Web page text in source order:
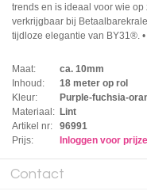
trends en is ideaal voor wie
verkrijgbaar bij
tijdloze elegantie van BY31®.
Maat:
ca. 10mm
Inhoud:
18 meter op rol
Kleur:
Purple-fuchsia-
Materiaal: Lint
Artikel nr:
96991
Prijs:
Inloggen voor
Contact